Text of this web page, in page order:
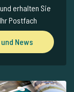
erhalten Sie
Postfach
News